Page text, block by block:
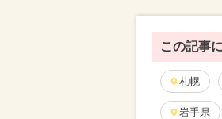
この記事
札幌
岩手県